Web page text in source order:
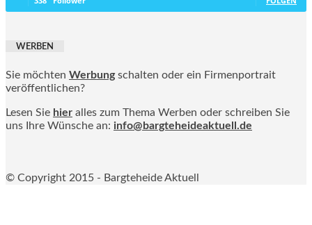
WERBEN
Sie möchten Werbung schalten oder ein Firmenportrait
veröffentlichen?
Lesen Sie hier alles zum Thema Werben oder schreiben Sie
uns Ihre Wünsche an: info@bargteheideaktuell.de
© Copyright 2015 - Bargteheide Aktuell